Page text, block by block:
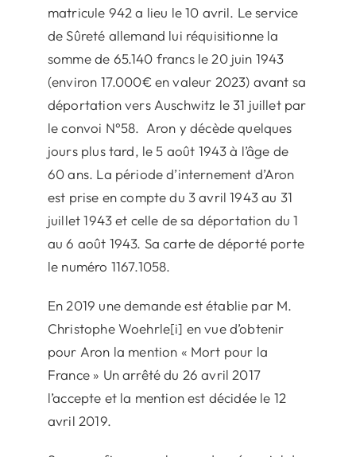
matricule 942 a lieu le 10 avril. Le service
de Sûreté allemand lui réquisitionne la
somme de 65.140 francs le 20 juin 1943
(environ 17.000€ en valeur 2023) avant sa
déportation vers Auschwitz le 31 juillet par
le convoi N°58. Aron y décède quelques
jours plus tard, le 5 août 1943 à l’âge de
60 ans. La période d’internement d’Aron
est prise en compte du 3 avril 1943 au 31
juillet 1943 et celle de sa déportation du 1
au 6 août 1943. Sa carte de déporté porte
le numéro 1167.1058.
En 2019 une demande est établie par M.
Christophe Woehrle[i] en vue d’obtenir
pour Aron la mention « Mort pour la
France » Un arrêté du 26 avril 2017
l’accepte et la mention est décidée le 12
avril 2019.